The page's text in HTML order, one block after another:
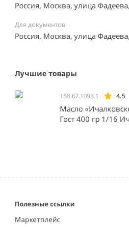
Россия, Москва, улица
Для документов
Россия, Москва, улица
Лучшие товары
158.67.1093.1 4.5
Масло
Гост 400 гр 1/16
Полезные ссылки
Маркетплейс